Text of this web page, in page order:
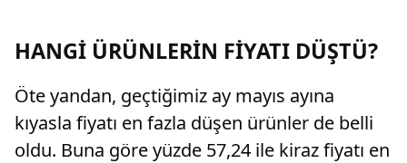
HANGİ ÜRÜNLERİN FİYATI DÜŞTÜ?
Öte yandan, geçtiğimiz ay mayıs ayına
kıyasla fiyatı en fazla düşen ürünler de belli
oldu. Buna göre yüzde 57,24 ile kiraz fiyatı en